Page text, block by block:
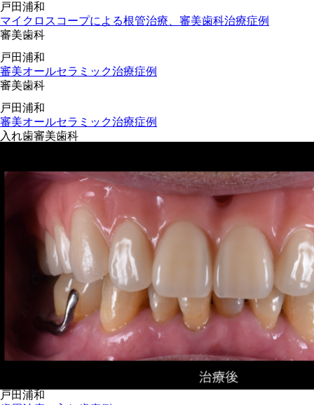
戸田浦和
マイクロスコープによる根管治療、審美歯科治療症例
審美歯科
戸田浦和
審美オールセラミック治療症例
審美歯科
戸田浦和
審美オールセラミック治療症例
入れ歯審美歯科
戸田浦和